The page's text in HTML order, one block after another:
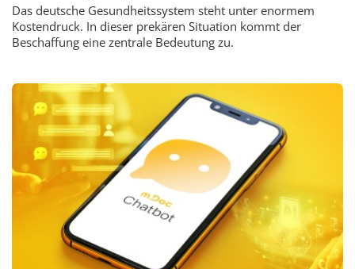
Das deutsche Gesundheitssystem steht unter enormem
Kostendruck. In dieser prekären Situation kommt der
Beschaffung eine zentrale Bedeutung zu.